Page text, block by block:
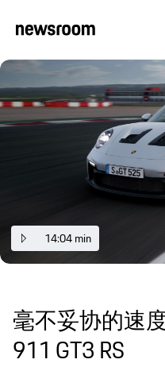
14:04 min
毫不妥协的速
911 GT3 RS